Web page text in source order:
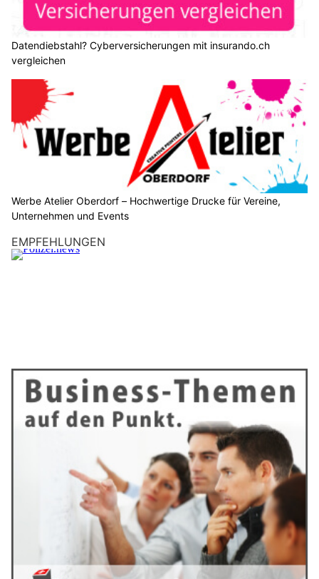
Datendiebstahl? Cyberversicherungen mit insurando.ch
vergleichen
Werbe Atelier Oberdorf – Hochwertige Drucke für Vereine,
Unternehmen und Events
EMPFEHLUNGEN